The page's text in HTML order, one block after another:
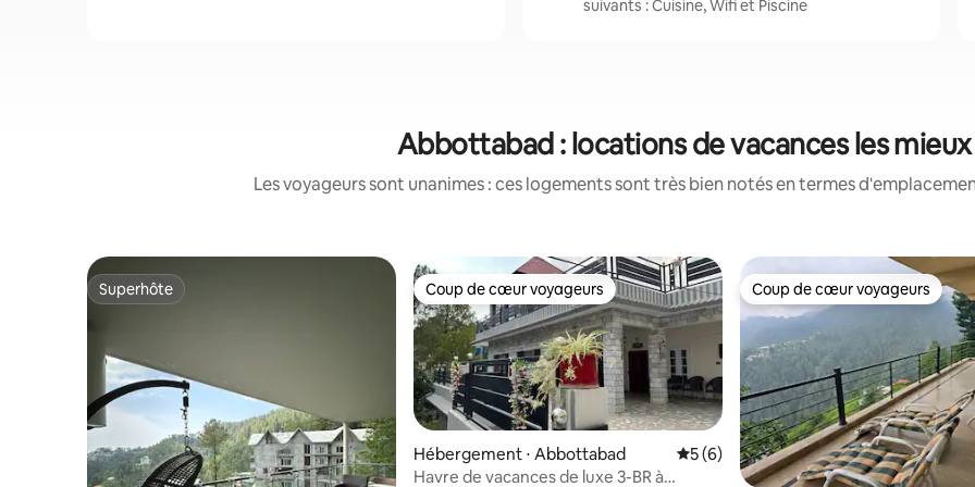
suivants : Cuisine, Wifi et Piscine
Abbottabad : locations de vacances les
Les voyageurs sont unanimes : ces logements sont très bien notés en termes
Superhôte
Superhôte Coup de cœur voyageurs
Coup de cœur voyageurs
Hébergement ⋅ Abbottabad Évaluation moyenne sur la base de 6
5 (6)
Havre de vacances de luxe 3-BR à
Coup de cœur voyageurs
Coup de cœur voyageurs